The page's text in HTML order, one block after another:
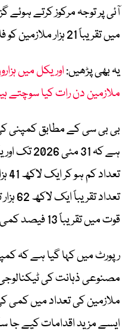
آئی پر توجہ مرکوز کرتے ہوئے
میں تقریباً 21 ہزار ملازمین کو فارغ کر دیا۔
یہ بھی پڑھیں:اوریکل میں
ملازمین دن رات کیا سوچتے
بی بی سی کے مطابق کمپنی کی
ہے کہ 31
قوت میں تقریباً 13 فیصد کمی واقع ہوئی۔
رپورٹ میں کہا گیا ہے کہ
مصنوعی ذہانت کی
ملازمین کی تعداد میں کمی
ایسے مزید اقدامات کیے جا